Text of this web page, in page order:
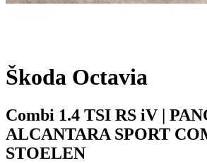
Škoda Octavia
Combi 1.4 TSI RS iV |
ALCANTARA SPORT
STOELEN